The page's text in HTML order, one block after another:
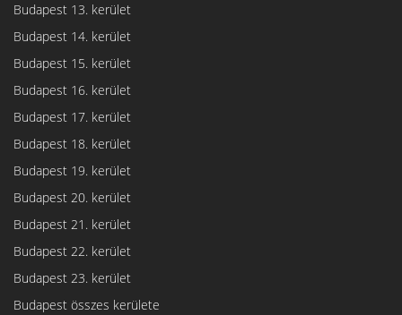
Budapest 13. kerület
Budapest 14. kerület
Budapest 15. kerület
Budapest 16. kerület
Budapest 17. kerület
Budapest 18. kerület
Budapest 19. kerület
Budapest 20. kerület
Budapest 21. kerület
Budapest 22. kerület
Budapest 23. kerület
Budapest összes kerülete